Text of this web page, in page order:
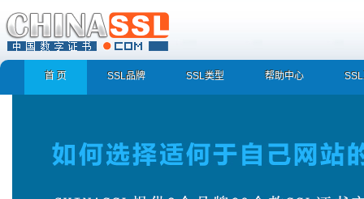
首 页 SSL品牌 SSL类型 帮助中心